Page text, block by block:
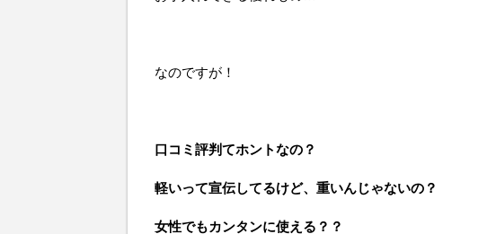
なのですが！
口コミ評判てホントなの？
軽いって宣伝してるけど、重いんじゃないの？
女性でもカンタンに使える？？